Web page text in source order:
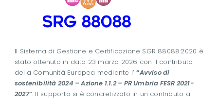
Il Sistema di Gestione e Certificazione SGR 88088:2020 è
stato ottenuto in data 23 marzo 2026 con il contributo
della Comunità Europea mediante l’“Avviso di
sostenibilità 2024 – Azione 1.1.2 – PR Umbria FESR 2021-
2027”. Il supporto si è concretizzato in un contributo a